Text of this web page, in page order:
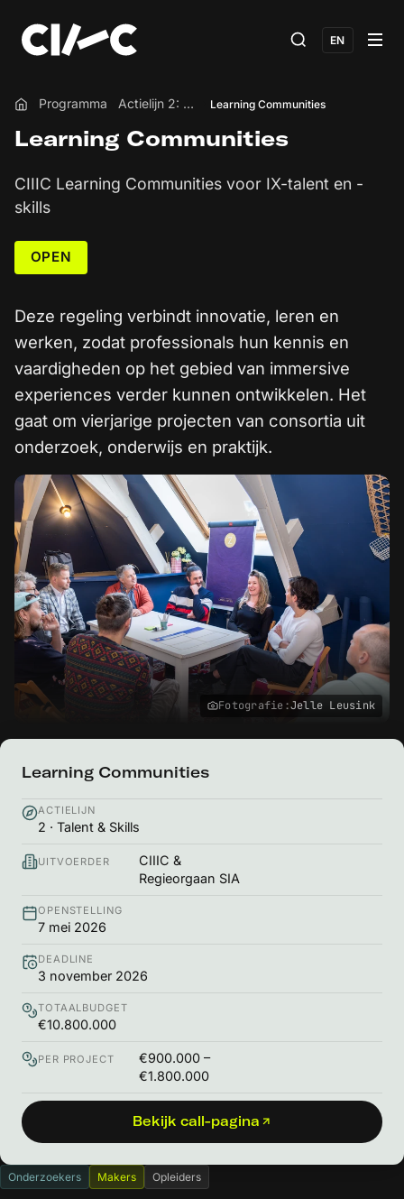
EN
Home
Programma Actielijn 2: Talent & Skills Learning Communities
Learning Communities
CIIIC Learning Communities voor IX-talent en -
skills
OPEN
Deze regeling verbindt innovatie, leren en
werken, zodat professionals hun kennis en
vaardigheden op het gebied van immersive
experiences verder kunnen ontwikkelen. Het
gaat om vierjarige projecten van consortia uit
onderzoek, onderwijs en praktijk.
Fotografie:Jelle Leusink
Onderzoekers Makers Opleiders
Learning Communities
ACTIELIJN
2 · Talent & Skills
UITVOERDER
CIIIC &
Regieorgaan SIA
OPENSTELLING
7 mei 2026
DEADLINE
3 november 2026
TOTAALBUDGET
€10.800.000
PER PROJECT
€900.000 –
€1.800.000
Bekijk call-pagina